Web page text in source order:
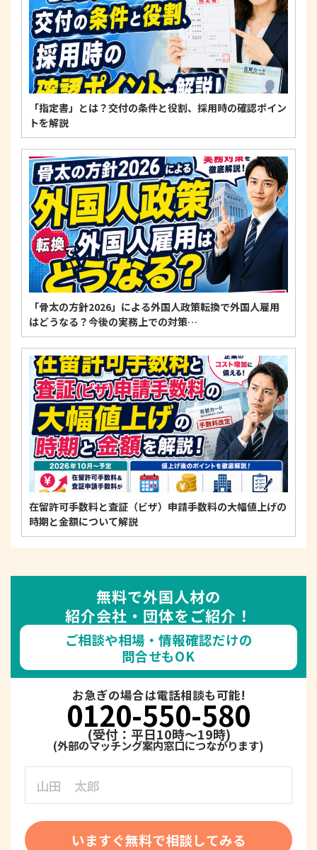
個人情報に関するお問い合わせ窓口
〒125-0061東京都葛飾区亀有3-21-11 藍ビル202
TEL：0120-550-580
株式会社 アルフォース･ワン 個人情報保護担当
「指定書」とは？交付の条件と役割、採用時の確認ポイン
トを解説
「骨太の方針2026」による外国人政策転換で外国人雇用
はどうなる？今後の実務上での対策…
在留許可手数料と査証（ビザ）申請手数料の大幅値上げの
時期と金額について解説
無料で外国人材の
紹介会社・団体をご紹介！
ご相談や相場・情報確認だけの
問合せもOK
お急ぎの場合は電話相談も可能!
0120-550-580
(受付：平日10時～19時)
いますぐ無料で相談してみる